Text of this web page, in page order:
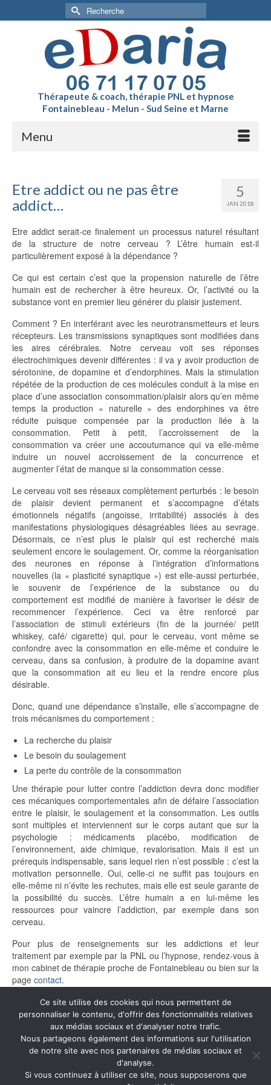
Rechercher :
Thérapeute & coach, thérapie PNL et hypnose
Fontainebleau - Melun - Sud Seine et Marne
Menu
5
JAN 2018
Etre addict ou ne pas être
addict…
Etre addict serait-ce finalement un processus naturel résultant
de la structure de notre cerveau ? L’être humain est-il
particulièrement exposé à la dépendance ?
Ce qui est certain c’est que la propension naturelle de l’être
humain est de rechercher à être heureux. Or, l’activité ou la
substance vont en premier lieu générer du plaisir justement.
Comment ? En interférant avec les neurotransmetteurs et leurs
récepteurs. Les transmissions synaptiques sont modifiées dans
les aires cérébrales. Notre cerveau voit ses réponses
électrochimiques devenir différentes : il va y avoir production de
sérotonine, de dopamine et d’endorphines. Mais la stimulation
répétée de la production de ces molécules conduit à la mise en
place d’une association consommation/plaisir alors qu’en même
temps la production « naturelle » des endorphines va être
réduite puisque compensée par la production liée à la
consommation. Petit à petit, l’accroissement de la
consommation va créer une accoutumance qui va elle-même
induire un nouvel accroissement de la concurrence et
augmenter l’état de manque si la consommation cesse.
Le cerveau voit ses réseaux complètement perturbés : le besoin
de plaisir devient permanent et s’accompagne d’états
émotionnels négatifs (angoisse, irritabilité) associés à des
manifestations physiologiques désagréables liées au sevrage.
Désormais, ce n’est plus le plaisir qui est recherché mais
seulement encore le soulagement. Or, comme la réorganisation
des neurones en réponse à l’intégration d’informations
nouvelles (la « plasticité synaptique ») est elle-aussi perturbée,
le souvenir de l’expérience de la substance ou du
comportement est modifié de manière à favoriser le désir de
recommencer l’expérience. Ceci va être renforcé par
l’association de stimuli extérieurs (fin de la journée/ petit
whiskey, café/ cigarette) qui, pour le cerveau, vont même se
confondre avec la consommation en elle-même et conduire le
cerveau, dans sa confusion, à produire de la dopamine avant
que la consommation ait eu lieu et la rendre encore plus
désirable.
Donc, quand une dépendance s’installe, elle s’accompagne de
trois mécanismes du comportement :
La recherche du plaisir
Le besoin du soulagement
La perte du contrôle de la consommation
Une thérapie pour lutter contre l’addiction devra donc modifier
ces mécaniques comportementales afin de défaire l’association
entre le plaisir, le soulagement et la consommation. Les outils
sont multiples et interviennent sur le corps autant que sur la
psychologie : médicaments placébo, modification de
l’environnement, aide chimique, revalorisation. Mais il est un
prérequis indispensable, sans lequel rien n’est possible : c’est la
motivation personnelle. Oui, celle-ci ne suffit pas toujours en
elle-même ni n’évite les rechutes, mais elle est seule garante de
la possibilité du succès. L’être humain a en lui-même les
ressources pour vaincre l’addiction, par exemple dans son
cerveau.
Pour plus de renseignements sur les addictions et leur
traitement par exemple par la PNL ou l’hypnose, rendez-vous à
mon cabinet de thérapie proche de Fontainebleau ou bien sur la
page contact.
© 2026 Thérapie PNL & hypnose Ericksonienne Fontainebleau -
Ce site utilise des cookies qui nous permettent de
personnaliser le contenu, d'offrir des fonctionnalités relatives
aux médias sociaux et d'analyser notre trafic.
Nous partageons également des informations sur l'utilisation
de notre site avec nos partenaires de médias sociaux et
d'analyse.
Si vous continuez à utiliser ce site, nous supposerons que